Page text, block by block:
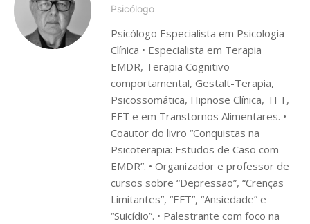
Psicólogo
Psicólogo Especialista em Psicologia
Clínica • Especialista em Terapia
EMDR, Terapia Cognitivo-
comportamental, Gestalt-Terapia,
Psicossomática, Hipnose Clínica, TFT,
EFT e em Transtornos Alimentares. •
Coautor do livro “Conquistas na
Psicoterapia: Estudos de Caso com
EMDR”. • Organizador e professor de
cursos sobre “Depressão”, “Crenças
Limitantes”, “EFT”, “Ansiedade” e
“Suicídio”. • Palestrante com foco na